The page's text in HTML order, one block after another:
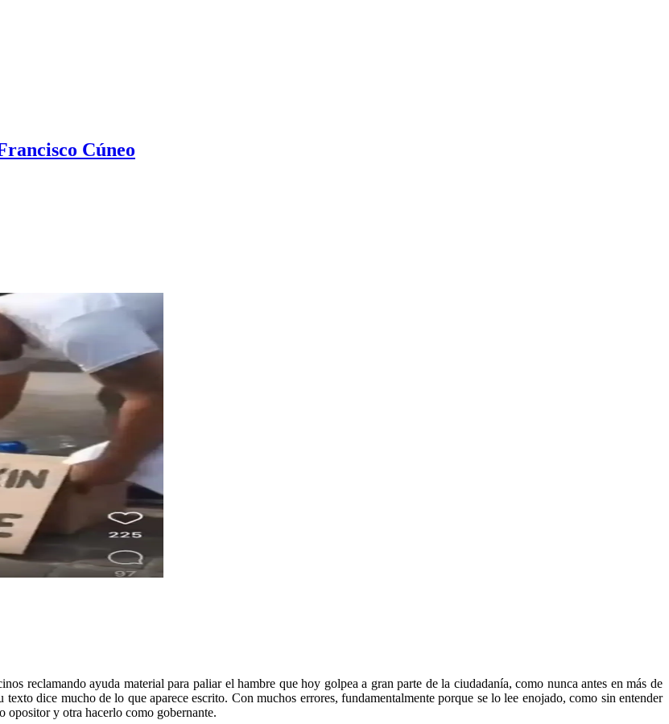
Cúneo
reclamando ayuda material para paliar el hambre que hoy golpea a gran parte de la ciudadanía, como nunca antes en más de
dice mucho de lo que aparece escrito. Con muchos errores, fundamentalmente porque se lo lee enojado, como sin entender
opositor y otra hacerlo como gobernante.